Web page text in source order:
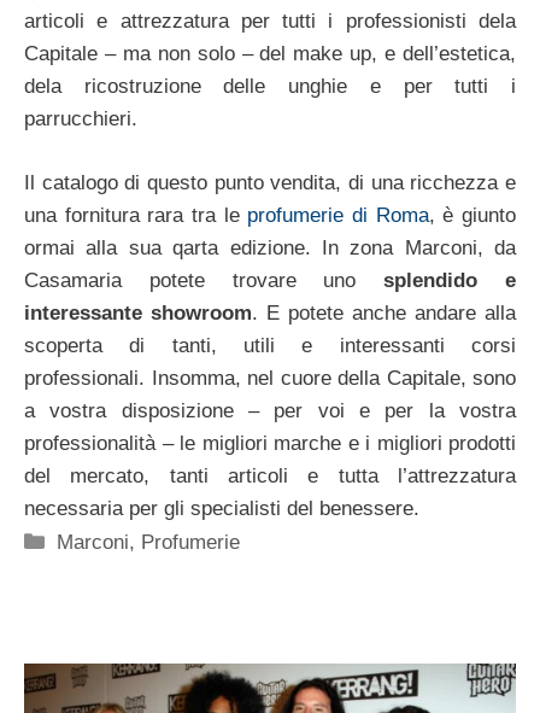
articoli e attrezzatura per tutti i professionisti dela
Capitale – ma non solo – del make up, e dell’estetica,
dela ricostruzione delle unghie e per tutti i
parrucchieri.
Il catalogo di questo punto vendita, di una ricchezza e
una fornitura rara tra le profumerie di Roma, è giunto
ormai alla sua qarta edizione. In zona Marconi, da
Casamaria potete trovare unosplendido e
interessante showroom. E potete anche andare alla
scoperta di tanti, utili e interessanti corsi
professionali. Insomma, nel cuore della Capitale, sono
a vostra disposizione – per voi e per la vostra
professionalità – le migliori marche e i migliori prodotti
del mercato, tanti articoli e tutta l’attrezzatura
necessaria per gli specialisti del benessere.
Categorie
Marconi, Profumerie